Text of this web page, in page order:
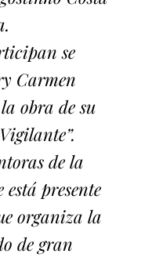
se
Carmen
obra de su
de la
presente
organiza la
de gran